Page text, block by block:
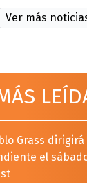
Ver más
Grass dirigirá
el